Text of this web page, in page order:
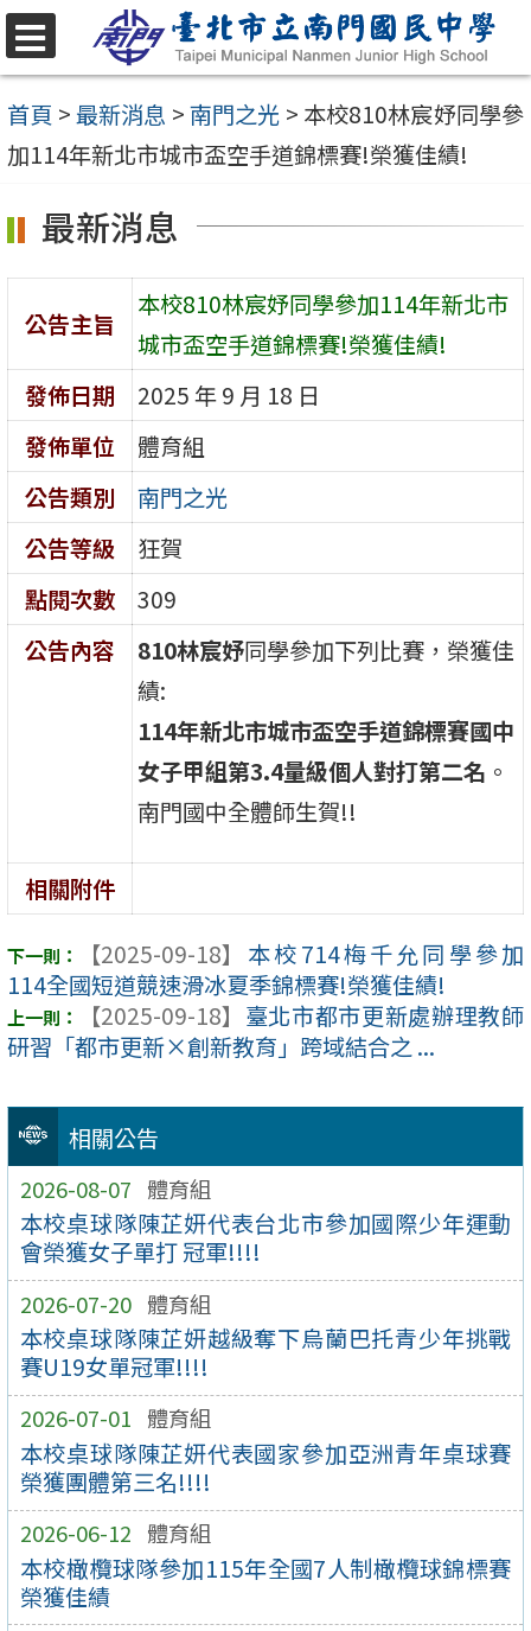
跳
至
主
要
容
選
單
首頁 >最新消息 >南門之光 > 本校810林宸妤同學參
加114年新北市城市盃空手道錦標賽!榮獲佳績!
相關公告
2026-08-07 體育組
本校桌球隊陳芷妍代表台北市參加國際少年運動
會榮獲女子單打 冠軍!!!!
2026-07-20 體育組
本校桌球隊陳芷妍越級奪下烏蘭巴托青少年挑戰
賽U19女單冠軍!!!!
2026-07-01 體育組
本校桌球隊陳芷妍代表國家參加亞洲青年桌球賽
榮獲團體第三名!!!!
2026-06-12 體育組
本校橄欖球隊參加115年全國7人制橄欖球錦標賽
榮獲佳績
最新消息
公告主旨
本校810林宸妤同學參加114年新北市
城市盃空手道錦標賽!榮獲佳績!
發佈日期
2025 年 9 月 18 日
發佈單位
體育組
公告類別
南門之光
公告等級
狂賀
點閱次數
309
公告內容
810林宸妤同學參加下列比賽，榮獲佳
績:
114年新北市城市盃空手道錦標賽國中
女子甲組第3.4量級個人對打第二名 。
南門國中全體師生賀!!
相關附件
【2025-09-18】
本校714梅千允同學參加
114全國短道競速滑冰夏季錦標賽!榮獲佳績!
【2025-09-18】 臺北市都市更新處辦理教師
研習「都市更新×創新教育」跨域結合之 ...